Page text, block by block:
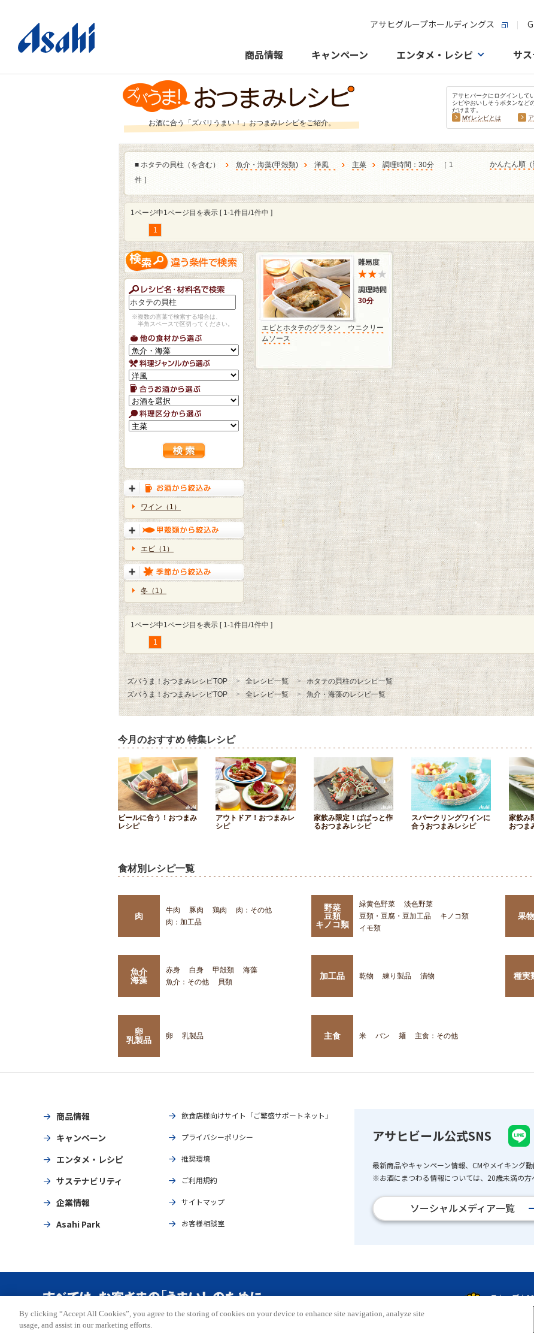
アサヒグループホールディングス
商品情報 キャンペーン エンタメ・レシピ サ
お酒に合う「ズバリうまい！」おつまみレシピをご紹介。
アサヒパークにログインして
シピやおいしそうボタンなど
だけます。
MYレシピとは
■ ホタテの貝柱（を含む） 魚介・海藻(甲殻類) 洋風 主菜 調理時間：30分
［ 1
件 ］
かんたん順（
1ページ中1ページ目を表示 [ 1-1件目/1件中 ]
1
※複数の言葉で検索する場合は、
半角スペースで区切ってください。
ワイン（1）
エビ（1）
冬（1）
30分
エビとホタテのグラタン ウニクリー
ムソース
1ページ中1ページ目を表示 [ 1-1件目/1件中 ]
1
ズバうま！おつまみレシピTOP 全レシピ一覧
ホタテの貝柱のレシピ一覧
ズバうま！おつまみレシピTOP
全レシピ一覧 魚介・海藻のレシピ一覧
今月のおすすめ 特集レシピ
ビールに合う！おつまみ
レシピ
アウトドア！おつまみレ
シピ
家飲み限定！ぱぱっと作
るおつまみレシピ
スパークリングワインに
合うおつまみレシピ
家飲み
おつま
食材別レシピ一覧
肉
牛肉 豚肉 鶏肉
肉：その他
肉：加工品
野菜
豆類
キノコ類
緑黄色野菜
淡色野菜
豆類・豆腐・豆加工品
キノコ類
イモ類
果物
魚介
海藻
赤身 白身 甲殻類
海藻
魚介：その他
貝類
加工品 乾物 練り製品 漬物 種実
卵
乳製品
卵 乳製品 主食 米 パン 麺 主食：その他
商品情報
キャンペーン
エンタメ・レシピ
サステナビリティ
企業情報
Asahi Park
飲食店様向けサイト「ご繁盛サポートネット」
プライバシーポリシー
推奨環境
ご利用規約
サイトマップ
お客様相談室
アサヒビール公式SNS
最新商品やキャンペーン情報、CMやメイキング動
※お酒にまつわる情報については、20歳未満の方
ソーシャルメディア一覧
Copyright © ASAHI BREWERIES, LTD. All rights reserved.
By clicking “Accept All Cookies”, you agree to the storing of cookies on your device to enhance site navigation, analyze site
usage, and assist in our marketing efforts.